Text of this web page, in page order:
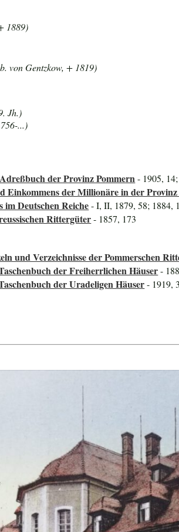
1889)
von Gentzkow, + 1819)
Jh.)
...)
der Provinz Pommern- 1905,
Einkommens der Millionäre in der
im Deutschen Reiche- I, II, 1879, 58; 1884,
Rittergüter- 1857, 173
und Verzeichnisse der Pommerschen
der Freiherrlichen Häuser-
der Uradeligen Häuser- 1919,